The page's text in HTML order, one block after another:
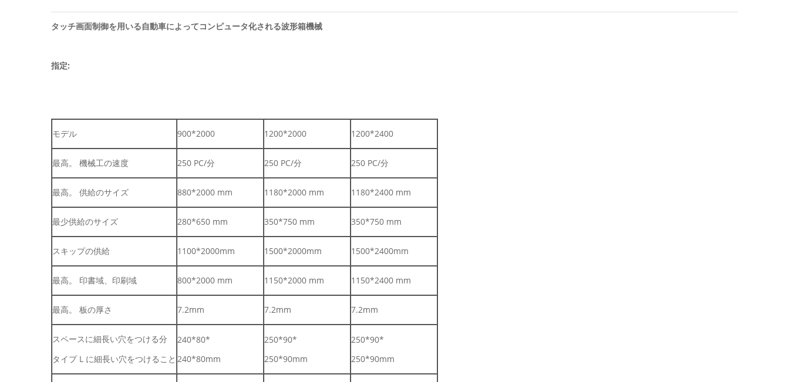
タッチ画面制御を用いる自動車によってコンピュータ化される波形箱機械
指定:
モデル 900*2000 1200*2000 1200*2400
最高。 機械工の速度 250 PC/分 250 PC/分 250 PC/分
最高。 供給のサイズ 880*2000 mm 1180*2000 mm 1180*2400 mm
最少供給のサイズ 280*650 mm 350*750 mm 350*750 mm
スキップの供給 1100*2000mm 1500*2000mm 1500*2400mm
最高。 印書域、印刷域 800*2000 mm 1150*2000 mm 1150*2400 mm
最高。 板の厚さ 7.2mm 7.2mm 7.2mm
スペースに細長い穴をつける分
タイプ L に細長い穴をつけること
240*80*
240*80mm
250*90*
250*90mm
250*90*
250*90mm